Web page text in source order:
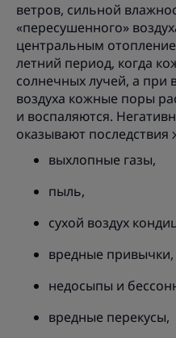
ветров, сильной
«пересушенного»
центральным
летний период, когда
солнечных лучей, а при
воздуха кожные поры
и воспаляются.
оказывают последствия
выхлопные газы,
пыль,
сухой воздух
вредные привычки,
недосыпы и
вредные перекусы,